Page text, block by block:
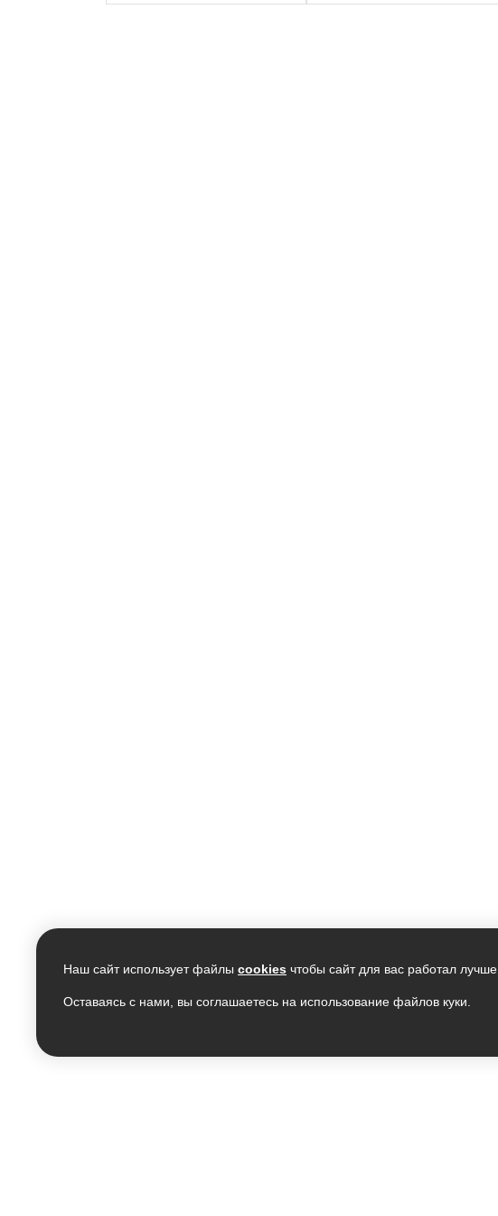
Наш сайт использует файлы cookies чтобы сайт для вас работал лучше.
Оставаясь с нами, вы соглашаетесь на использование файлов куки.